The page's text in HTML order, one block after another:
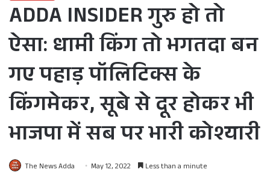
ADDA INSIDER गुरु हो तो
ऐसा: धामी किंग तो भगतदा बन
गए पहाड़ पॉलिटिक्स के
किंगमेकर, सूबे से दूर होकर भी
भाजपा में सब पर भारी कोश्यारी
The News Adda May 12, 2022 Less than a minute